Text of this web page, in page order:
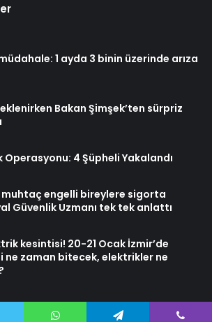
1 ayda 3 binin üzerinde arıza
Bakan Şimşek’ten sürpriz
Operasyonu: 4 Şüpheli Yakalandı
muhtaç engelli bireylere sigorta
Güvenlik Uzmanı tek tek anlattı
kesintisi! 20-21 Ocak İzmir’de
ne zaman bitecek, elektrikler ne